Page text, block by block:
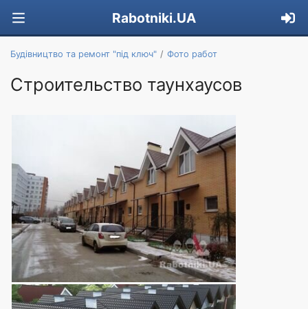
Rabotniki.UA
Будівництво та ремонт "під ключ" Фото работ
Строительство таунхаусов